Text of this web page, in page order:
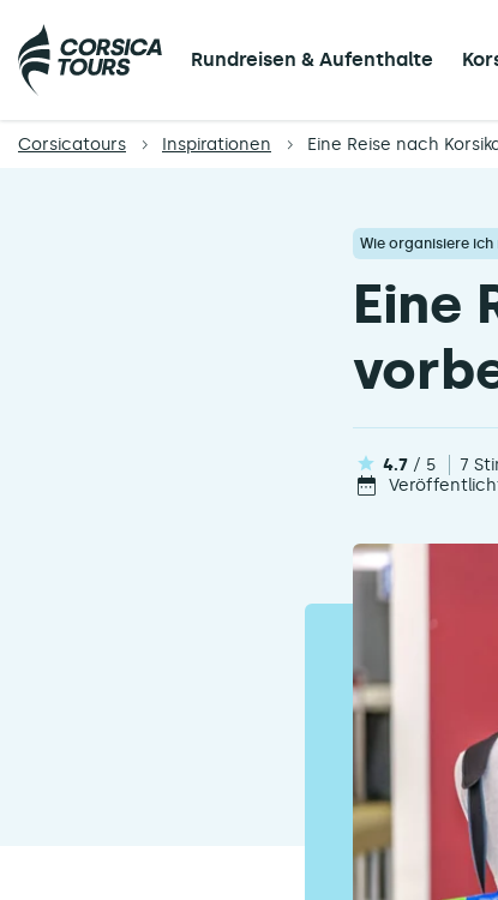
Rundreisen & Aufenthalte
Corsicatours Inspirationen Eine Reise nach
Wie organisiere
Eine
4.7/ 5 7